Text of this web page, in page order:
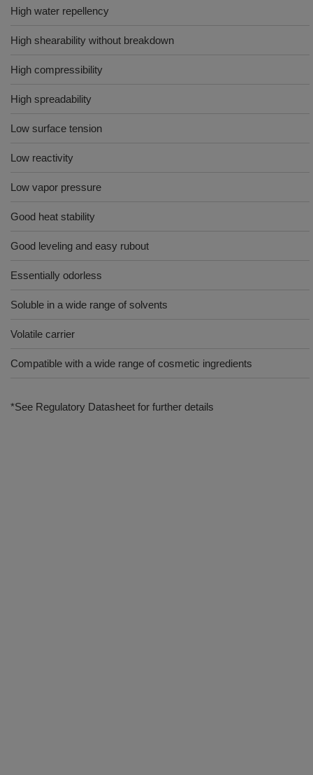
High water repellency
High shearability without breakdown
High compressibility
High spreadability
Low surface tension
Low reactivity
Low vapor pressure
Good heat stability
Good leveling and easy rubout
Essentially odorless
Soluble in a wide range of solvents
Volatile carrier
Compatible with a wide range of cosmetic ingredients
*See Regulatory Datasheet for further details